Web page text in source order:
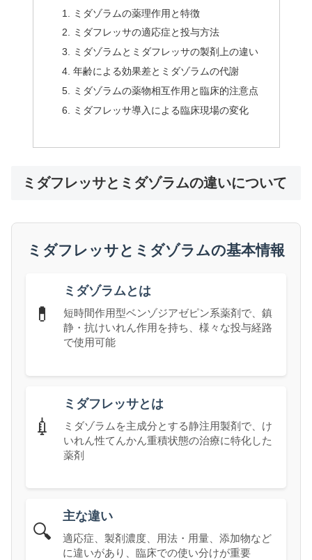
ミダゾラムの薬理作用と特徴
ミダフレッサの適応症と投与方法
ミダゾラムとミダフレッサの製剤上の違い
年齢による効果差とミダゾラムの代謝
ミダゾラムの薬物相互作用と臨床的注意点
ミダフレッサ導入による臨床現場の変化
ミダフレッサとミダゾラムの違いについて
ミダフレッサとミダゾラムの基本情報
💊
ミダゾラムとは
短時間作用型ベンゾジアゼピン系薬剤で、鎮
静・抗けいれん作用を持ち、様々な投与経路
で使用可能
💉
ミダフレッサとは
ミダゾラムを主成分とする静注用製剤で、け
いれん性てんかん重積状態の治療に特化した
薬剤
🔍
主な違い
適応症、製剤濃度、用法・用量、添加物など
に違いがあり、臨床での使い分けが重要